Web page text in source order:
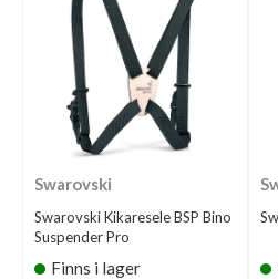
Swarovski
Swarovski Kikaresele BSP Bino
Suspender Pro
Finns i lager